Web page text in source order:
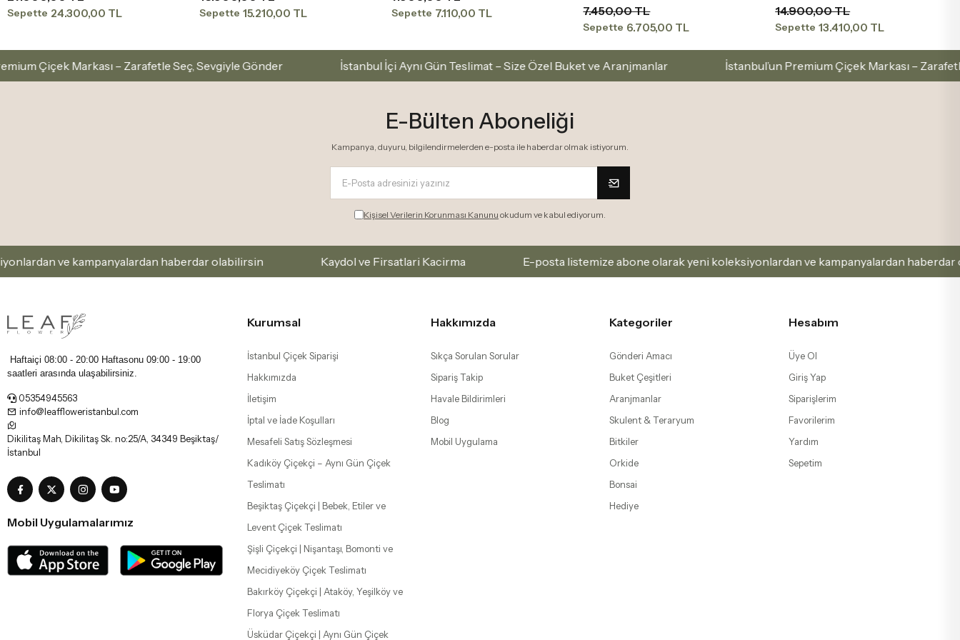
Sepette 24.300,00 TL Sepette 15.210,00 TL Sepette 7.110,00 TL 7.450,00 TL
Sepette 6.705,00 TL
14.900,00 TL
Sepette 13.410,00 TL
– Zarafetle Seç, Sevgiyle Gönder İstanbul İçi Aynı Gün Teslimat – Size Özel Buket ve Aranjmanlar İstanbul’un Premium Çiçek Markası – Zarafetle Seç, Sevgiyle
E-Bülten Aboneliği
Kampanya, duyuru, bilgilendirmelerden e-posta ile haberdar olmak istiyorum.
Kişisel Verilerin Korunması Kanunu okudum ve kabul ediyorum.
haberdar olabilirsin Kaydol ve Firsatlari Kacirma E-posta listemize abone olarak yeni koleksiyonlardan ve kampanyalardan haberdar olabilirsin
Haftaiçi 08:00 - 20:00 Haftasonu 09:00 - 19:00
saatleri arasında ulaşabilirsiniz.
05354945563
info@leaffloweristanbul.com
Dikilitaş Mah, Dikilitaş Sk. no:25/A, 34349 Beşiktaş/
İstanbul
Mobil Uygulamalarımız
Kurumsal
İstanbul Çiçek Siparişi
Hakkımızda
İletişim
İptal ve İade Koşulları
Mesafeli Satış Sözleşmesi
Kadıköy Çiçekçi – Aynı Gün Çiçek
Teslimatı
Beşiktaş Çiçekçi | Bebek, Etiler ve
Levent Çiçek Teslimatı
Şişli Çiçekçi | Nişantaşı, Bomonti ve
Mecidiyeköy Çiçek Teslimatı
Bakırköy Çiçekçi | Ataköy, Yeşilköy ve
Florya Çiçek Teslimatı
Üsküdar Çiçekçi | Aynı Gün Çiçek
Hakkımızda
Sıkça Sorulan Sorular
Sipariş Takip
Havale Bildirimleri
Blog
Mobil Uygulama
Kategoriler
Gönderi Amacı
Buket Çeşitleri
Aranjmanlar
Skulent & Teraryum
Bitkiler
Orkide
Bonsai
Hediye
Hesabım
Üye Ol
Giriş Yap
Siparişlerim
Favorilerim
Yardım
Sepetim